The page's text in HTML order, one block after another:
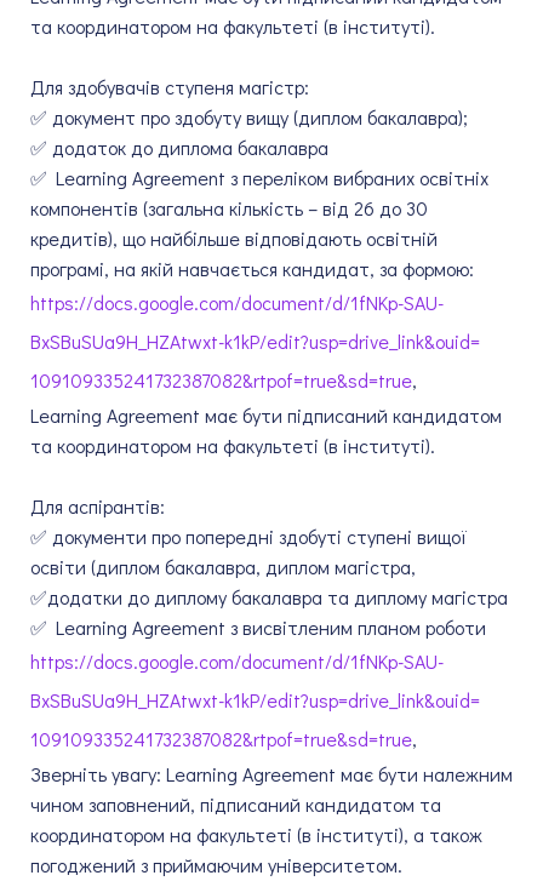
та координатором на факультеті (в інституті).
Для здобувачів ступеня магістр:
✅ документ про здобуту вищу (диплом бакалавра);
✅ додаток до диплома бакалавра
✅ Learning Agreement з переліком вибраних освітніх
компонентів (загальна кількість – від 26 до 30
кредитів), що найбільше відповідають освітній
програмі, на якій навчається кандидат, за формою:
https://docs.google.com/document/d/1fNKp-SAU-
BxSBuSUa9H_HZAtwxt-k1kP/edit?usp=drive_link&ouid=
109109335241732387082&rtpof=true&sd=true,
Learning Agreement має бути підписаний кандидатом
та координатором на факультеті (в інституті).
Для аспірантів:
✅ документи про попередні здобуті ступені вищої
освіти (диплом бакалавра, диплом магістра,
✅додатки до диплому бакалавра та диплому магістра
✅ Learning Agreement з висвітленим планом роботи
https://docs.google.com/document/d/1fNKp-SAU-
BxSBuSUa9H_HZAtwxt-k1kP/edit?usp=drive_link&ouid=
109109335241732387082&rtpof=true&sd=true,
Зверніть увагу: Learning Agreement має бути належним
чином заповнений, підписаний кандидатом та
координатором на факультеті (в інституті), а також
погоджений з приймаючим університетом.